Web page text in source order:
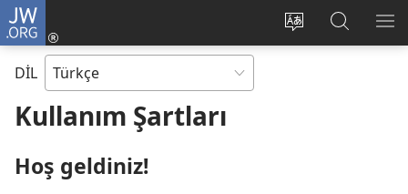
JW.ORG
Site
Oturum
Aç
Sitede
DİL
Kullanım Şartları
Hoş geldiniz!